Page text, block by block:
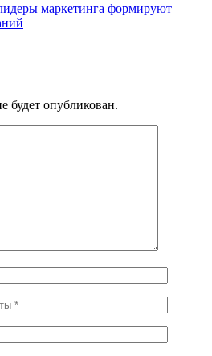
маркетинга формируют
будет опубликован.